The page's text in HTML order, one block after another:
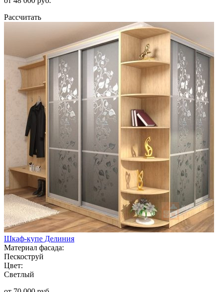
Рассчитать
Шкаф-купе Делиния
Материал фасада:
Пескоструй
Цвет:
Светлый